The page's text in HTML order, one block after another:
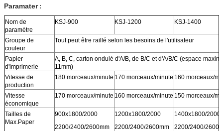
Paramater:
Nom de
paramètre
KSJ-900 KSJ-1200 KSJ-1400
Groupe de
couleur
Tout peut être raillé selon les besoins de l'utilisateur
Papier
d'imprimerie
A, B, C, carton ondulé d'A/B, de B/C et d'A/B/C (espace
11mm)
Vitesse de
production
180 morceaux/minute 170 morceaux/minute 160 morceaux/
Vitesse
économique
170 morceaux/minute 160 morceaux/minute 150 morceaux/
Tailles de
Max.Paper
900x1800/2000
2200/2400/2600mm
1200x1800/2000
2200/2400/2600mm
1400x1800/2000
2200/2400/